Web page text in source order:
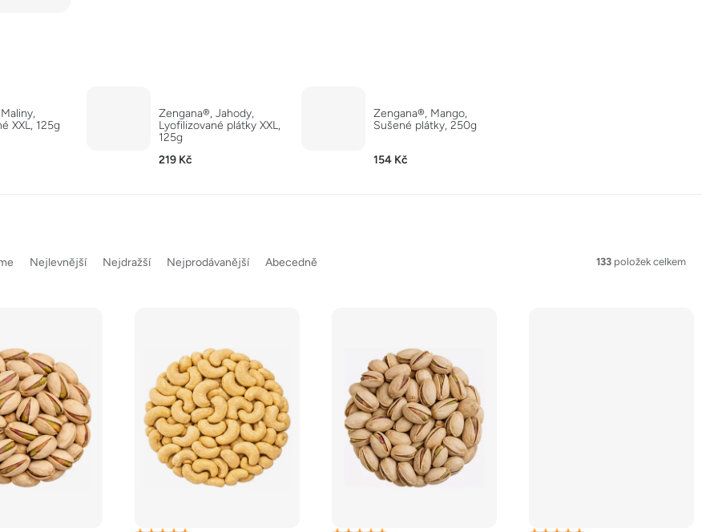
XXL, 125g
Zengana®, Jahody,
Lyofilizované plátky XXL,
125g
219 Kč
Zengana®, Mango,
Sušené plátky, 250g
154 Kč
Nejlevnější Nejdražší Nejprodávanější Abecedně 133 položek celkem